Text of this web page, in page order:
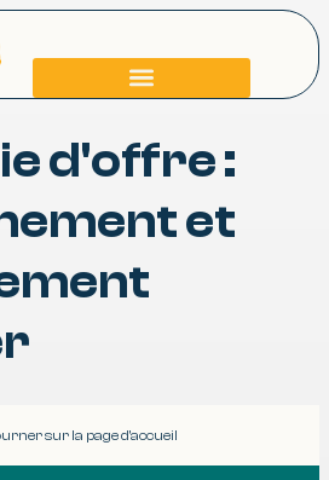
d'offre :
et
sur la page d'accueil